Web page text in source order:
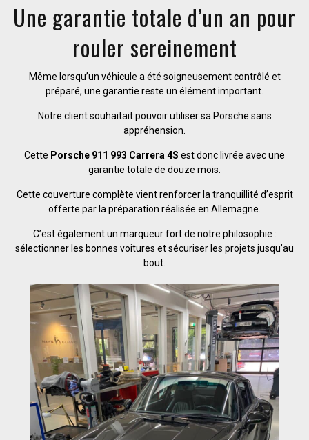
Une garantie totale d’un an pour
rouler sereinement
Même lorsqu’un véhicule a été soigneusement contrôlé et
préparé, une garantie reste un élément important.
Notre client souhaitait pouvoir utiliser sa Porsche sans
appréhension.
Cette Porsche 911 993 Carrera 4S est donc livrée avec une
garantie totale de douze mois.
Cette couverture complète vient renforcer la tranquillité d’esprit
offerte par la préparation réalisée en Allemagne.
C’est également un marqueur fort de notre philosophie :
sélectionner les bonnes voitures et sécuriser les projets jusqu’au
bout.